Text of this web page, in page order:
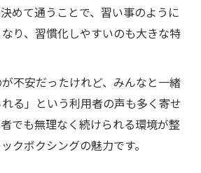
ックで心も体もリフレッシュで
シングで日常の疲れを吹き飛ば
めて通うことで、習い事のように
り、習慣化しやすいのも大きな特
が不安だったけれど、みんなと一緒
る」という利用者の声も多く寄せ
でも無理なく続けられる環境が整
クボクシングの魅力です。